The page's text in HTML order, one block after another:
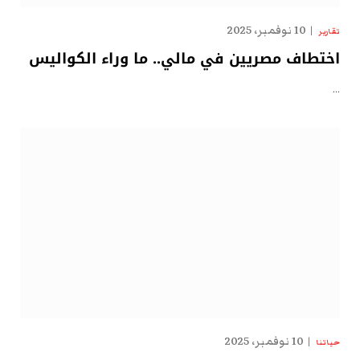
تقارير 10 نوفمبر، 2025
اختطاف مصريين في مالي.. ما وراء الكواليس
…
حياتنا 10 نوفمبر، 2025